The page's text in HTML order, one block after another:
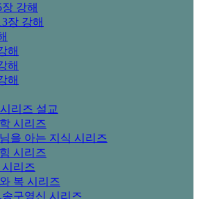
강해
장 강해
해
해
해
리즈 설교
시리즈
을 아는 지식 시리즈
시리즈
리즈
복 시리즈
송구영신 시리즈